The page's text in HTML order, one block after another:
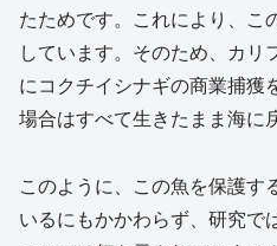
たためです。これにより、こ
しています。そのため、カリ
にコクチイシナギの商業捕獲
場合はすべて生きたまま海に
このように、この魚を保護す
いるにもかかわらず、研究で